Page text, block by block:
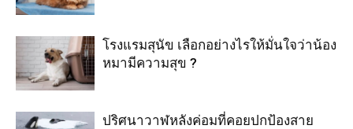
โรงแรมสุนัข เลือกอย่างไรให้มั่นใจว่าน้อง
หมามีความสุข ?
ปริศนาวาฬหลังค่อมที่คอยปกป้องสาย